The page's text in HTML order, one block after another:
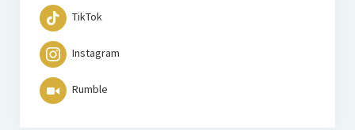
TikTok
Instagram
Rumble